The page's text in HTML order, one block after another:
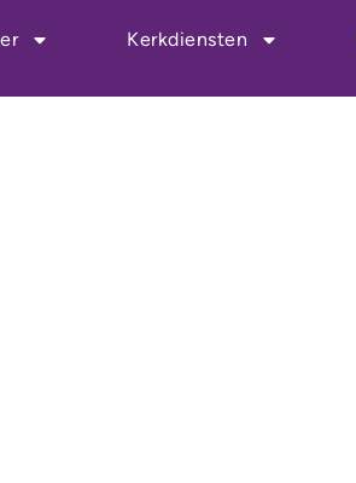
Kerkdiensten